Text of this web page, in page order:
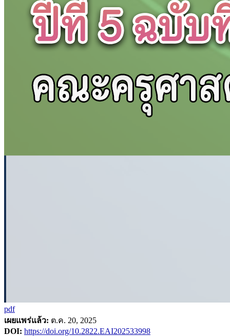
pdf
เผยแพร่แล้ว: ต.ค. 20, 2025
DOI: https://doi.org/10.2822.EAI202533998